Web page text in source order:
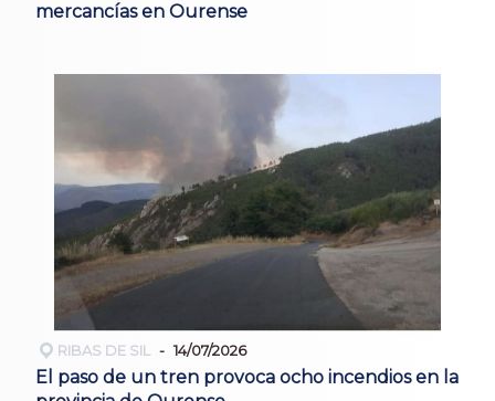
mercancías en Ourense
RIBAS DE SIL 14/07/2026
El paso de un tren provoca ocho incendios en la